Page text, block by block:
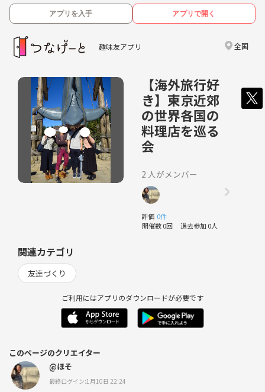
アプリを入手 アプリで開く
趣味友アプリ 全国
【海外旅行好
き】東京近郊
の世界各国の
料理店を巡る
会
2 人がメンバー
評価 0件
開催数 0回 過去参加 0人
関連カテゴリ
友達づくり
ご利用にはアプリのダウンロードが必要です
このページのクリエイター
@ほそ
最終ログイン:1月10日 22:24